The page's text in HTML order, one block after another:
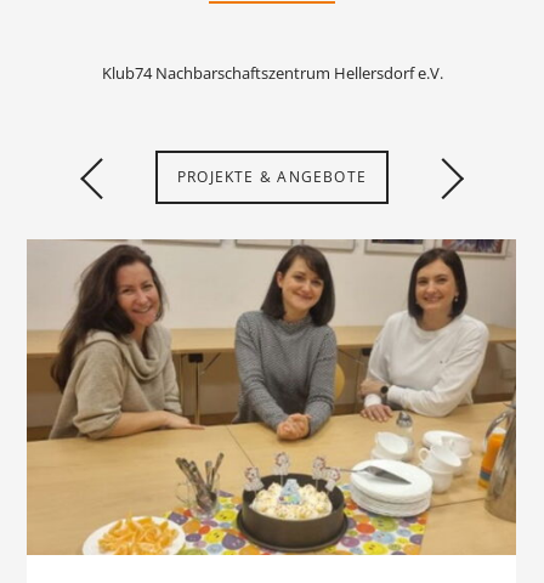
Klub74 Nachbarschaftszentrum Hellersdorf e.V.
PROJEKTE & ANGEBOTE